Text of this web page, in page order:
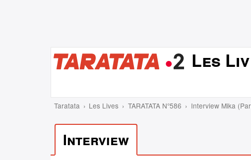
Les
Taratata Les Lives TARATATA N°586 Interview Mika
Interview